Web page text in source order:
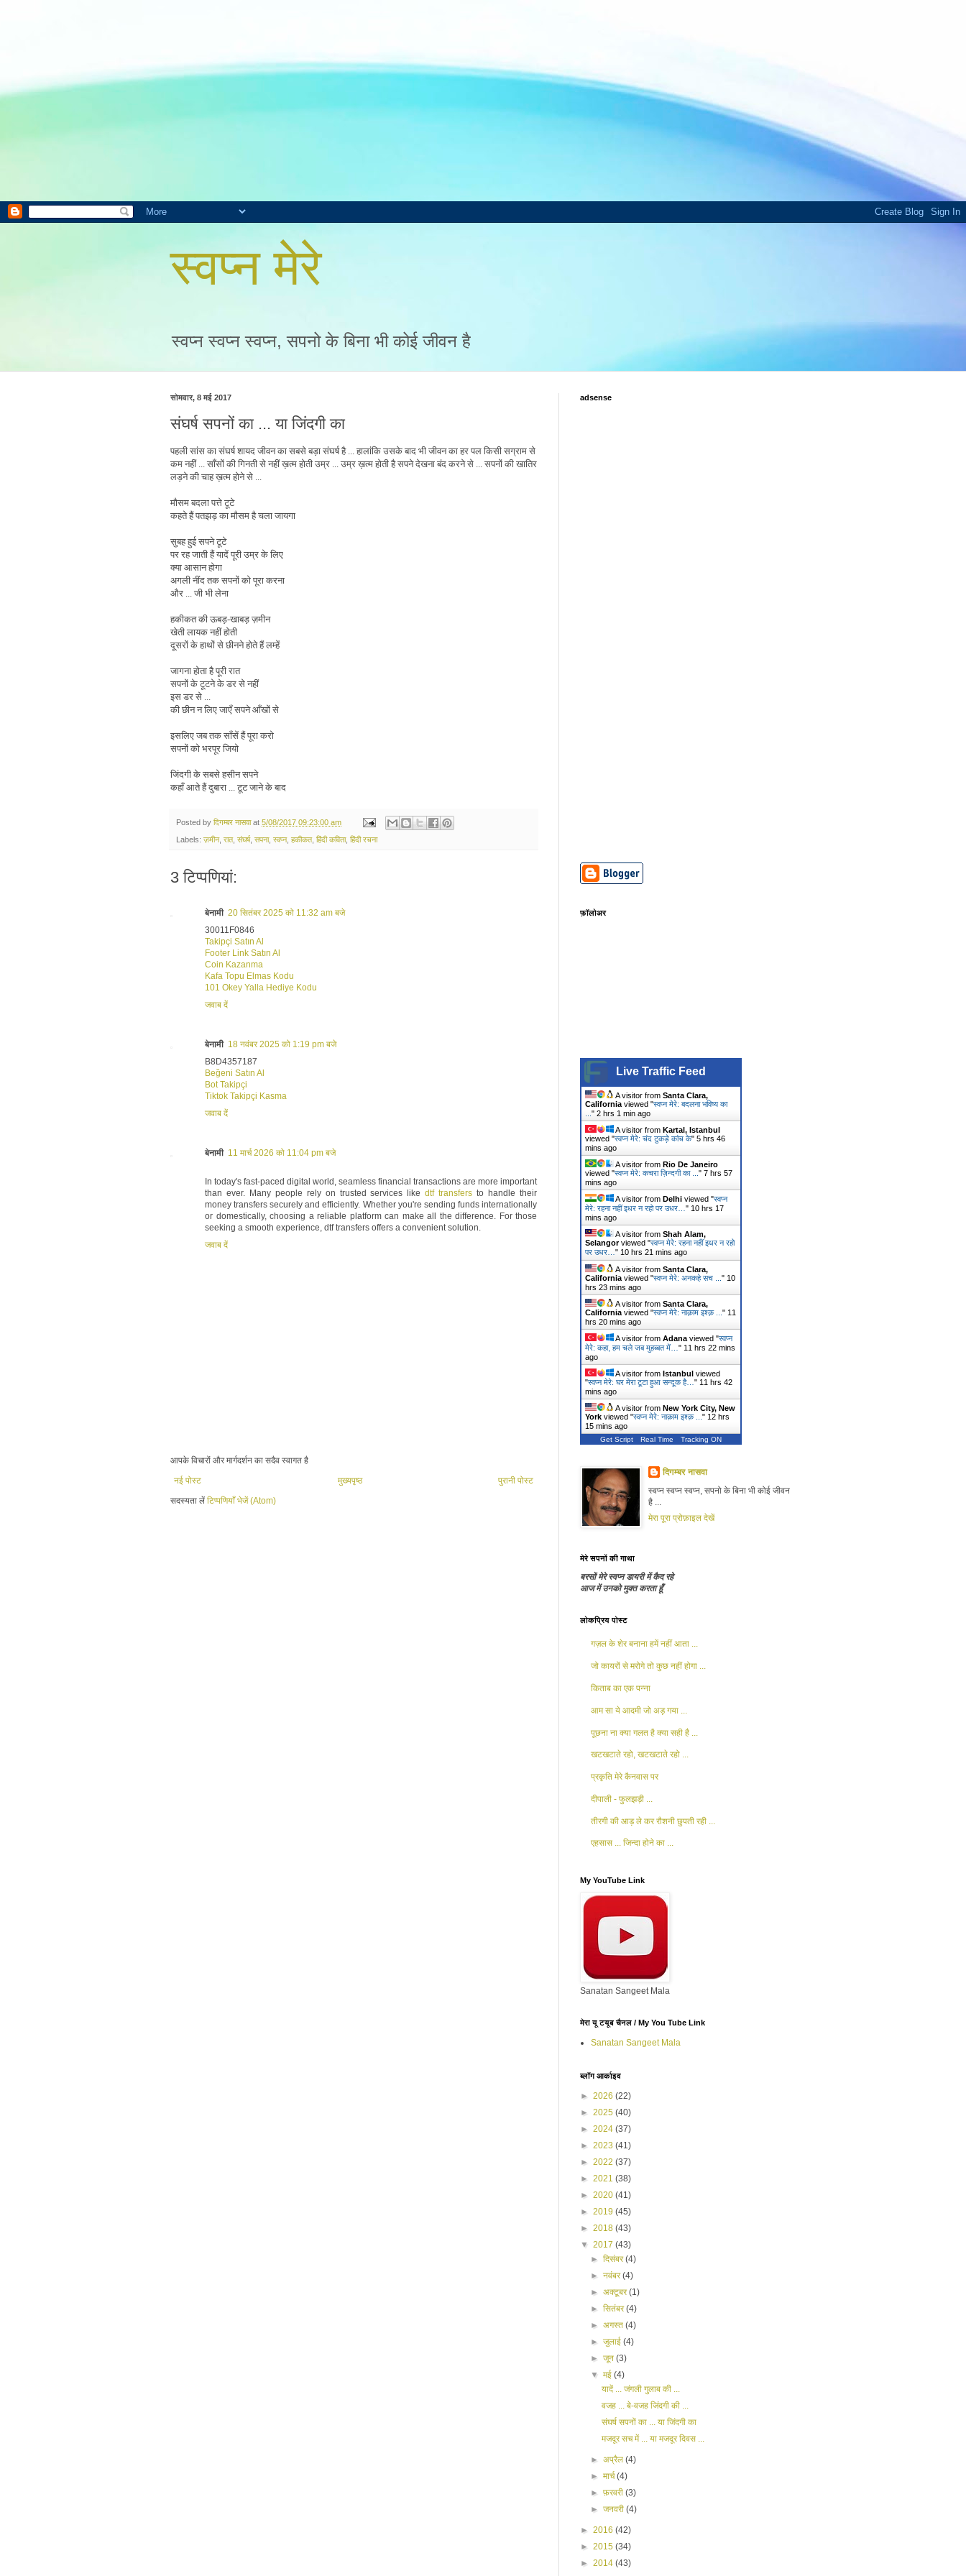
स्वप्न मेरे
स्वप्न स्वप्न स्वप्न, सपनो के बिना भी कोई जीवन है
सोमवार, 8 मई 2017
संघर्ष सपनों का ... या जिंदगी का
पहली सांस का संघर्ष शायद जीवन का सबसे बड़ा संघर्ष है ... हालांकि उसके बाद भी जीवन का हर पल किसी सग्राम से
कम नहीं ... साँसों की गिनती से नहीं ख़त्म होती उम्र ... उम्र ख़त्म होती है सपने देखना बंद करने से ... सपनों की खातिर
लड़ने की चाह ख़त्म होने से ...
मौसम बदला पत्ते टूटे
कहते हैं पतझड़ का मौसम है चला जायगा
सुबह हुई सपने टूटे
पर रह जाती हैं यादें पूरी उम्र के लिए
क्या आसान होगा
अगली नींद तक सपनों को पूरा करना
और ... जी भी लेना
हकीकत की ऊबड़-खाबड़ ज़मीन
खेती लायक नहीं होती
दूसरों के हाथों से छीनने होते हैं लम्हें
जागना होता है पूरी रात
सपनों के टूटने के डर से नहीं
इस डर से ...
की छीन न लिए जाएँ सपने आँखों से
इसलिए जब तक साँसें हैं पूरा करो
सपनों को भरपूर जियो
जिंदगी के सबसे हसीन सपने
कहाँ आते हैं दुबारा ... टूट जाने के बाद
Posted by दिगम्बर नासवा at 5/08/2017 09:23:00 am
Labels: ज़मीन, रात, संघर्ष, सपना, स्वप्न, हकीकत, हिंदी कविता, हिंदी रचना
3 टिप्‍पणियां:
बेनामी 20 सितंबर 2025 को 11:32 am बजे
30011F0846
Takipçi Satın Al
Footer Link Satın Al
Coin Kazanma
Kafa Topu Elmas Kodu
101 Okey Yalla Hediye Kodu
जवाब दें
बेनामी 18 नवंबर 2025 को 1:19 pm बजे
B8D4357187
Beğeni Satın Al
Bot Takipçi
Tiktok Takipçi Kasma
जवाब दें
बेनामी 11 मार्च 2026 को 11:04 pm बजे
In today's fast-paced digital world, seamless financial transactions are more important
than ever. Many people rely on trusted services likedtf transfers to handle their
money transfers securely and efficiently. Whether you're sending funds internationally
or domestically, choosing a reliable platform can make all the difference. For those
seeking a smooth experience, dtf transfers offers a convenient solution.
जवाब दें
आपके विचारों और मार्गदर्शन का सदैव स्वागत है
नई पोस्ट
पुरानी पोस्ट
मुख्यपृष्ठ
सदस्यता लें टिप्पणियाँ भेजें (Atom)
adsense
फ़ॉलोअर
Live Traffic Feed
A visitor from Santa Clara,
California viewed "स्वप्न मेरे: बदलना भविष्य का
" 2 hrs 1 min ago
A visitor from Kartal, Istanbul
viewed "स्वप्न मेरे: चंद टुकड़े कांच के" 5 hrs 46
mins ago
A visitor from Rio De Janeiro
viewed "स्वप्न मेरे: कचरा ज़िन्दगी का ... " 7 hrs 57
mins ago
A visitor from Delhi viewed "स्वप्न
मेरे: रहना नहीं इधर न रहो पर उधर… " 10 hrs 17
mins ago
A visitor from Shah Alam,
Selangorviewed "स्वप्न मेरे: रहना नहीं इधर न रहो
पर उधर… " 10 hrs 21 mins ago
A visitor from Santa Clara,
California viewed "स्वप्न मेरे: अनकहे सच ... " 10
hrs 23 mins ago
A visitor from Santa Clara,
California viewed "स्वप्न मेरे: नाक़ाम इश्क़ ... " 11
hrs 20 mins ago
A visitor from Adana viewed "स्वप्न
मेरे: कहा, हम चले जब मुहब्बत में… " 11 hrs 22 mins
ago
A visitor from Istanbul viewed
"स्वप्न मेरे: घर मेरा टूटा हुआ सन्दूक है… " 11 hrs 42
mins ago
A visitor from New York City, New
York viewed "स्वप्न मेरे: नाक़ाम इश्क़ ... " 12 hrs
15 mins ago
Get Script Real Time Tracking ON
दिगम्बर नासवा
स्वप्न स्वप्न स्वप्न, सपनो के बिना भी कोई जीवन
है ...
मेरा पूरा प्रोफ़ाइल देखें
मेरे सपनों की गाथा
बरसों मेरे स्वप्न डायरी में कैद रहे
आज में उनको मुक्त करता हूँ
लोकप्रिय पोस्ट
गज़ल के शेर बनाना हमें नहीं आता ...
जो कायरों से मरोगे तो कुछ नहीं होगा ...
किताब का एक पन्ना
आम सा ये आदमी जो अड़ गया ...
पूछना ना क्या गलत है क्या सही है ...
खटखटाते रहो, खटखटाते रहो ...
प्रकृति मेरे कैनवास पर
दीपाली - फुलझड़ी ...
तीरगी की आड़ ले कर रौशनी छुपती रही ...
एहसास ... जिन्दा होने का ...
My YouTube Link
Sanatan Sangeet Mala
मेरा यू टयूब चैनल / My You Tube Link
Sanatan Sangeet Mala
ब्लॉग आर्काइव
► 2026 (22)
► 2025 (40)
► 2024 (37)
► 2023 (41)
► 2022 (37)
► 2021 (38)
► 2020 (41)
► 2019 (45)
► 2018 (43)
▼ 2017 (43)
►दिसंबर(4)
►नवंबर(4)
►अक्टूबर(1)
►सितंबर(4)
►अगस्त(4)
►जुलाई(4)
►जून(3)
▼मई(4)
यादें ... जंगली गुलाब की ...
वजह ... बे-वजह जिंदगी की ...
संघर्ष सपनों का ... या जिंदगी का
मजदूर सच में ... या मजदूर दिवस ...
►अप्रैल(4)
►मार्च(4)
►फ़रवरी(3)
►जनवरी(4)
► 2016 (42)
► 2015 (34)
► 2014 (43)